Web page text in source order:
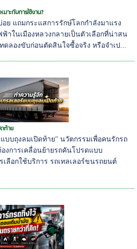
มาะกับการใช้งาน?
ย แถมกระแสการรักษ์โลกกำลังมาแรง
าในเมืองหลวงกลายเป็นตัวเลือกที่น่าสน
ดลองขับก่อนตัดสินใจซื้อจริง หรือจำเป...
ดท้าย
บบถุงลมเปิดท้าย" นวัตกรรมเพื่อคนรักรถ
งการเคลื่อนย้ายรถคันโปรดแบบ
ลือกใช้บริการ รถเทลเลอร์ขนรถยนต์